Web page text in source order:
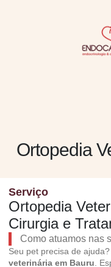
Ortopedia
Serviço
Ortopedia
Cirurgia e
Como atuamos nas
Seu pet precisa de
veterinária em Bauru .